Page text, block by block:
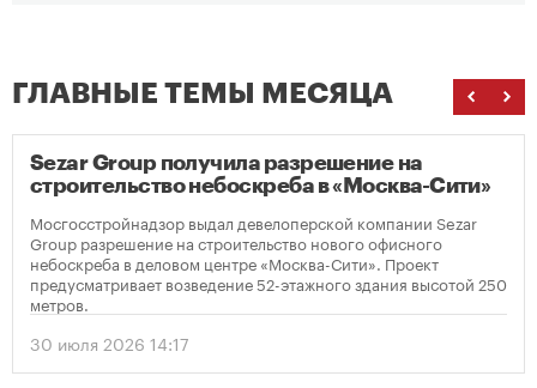
ГЛАВНЫЕ ТЕМЫ МЕСЯЦА
Sezar Group получила разрешение на
строительство небоскреба в «Москва-Сити»
Мосгосстройнадзор выдал девелоперской компании Sezar
Group разрешение на строительство нового офисного
небоскреба в деловом центре «Москва-Сити». Проект
предусматривает возведение 52-этажного здания высотой 250
метров.
30 июля 2026 14:17